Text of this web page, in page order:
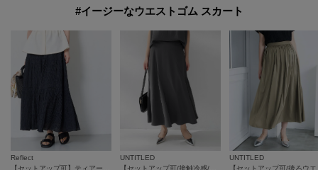
#イージーなウエストゴム スカート
Reflect
UNTITLED
UNTITLED